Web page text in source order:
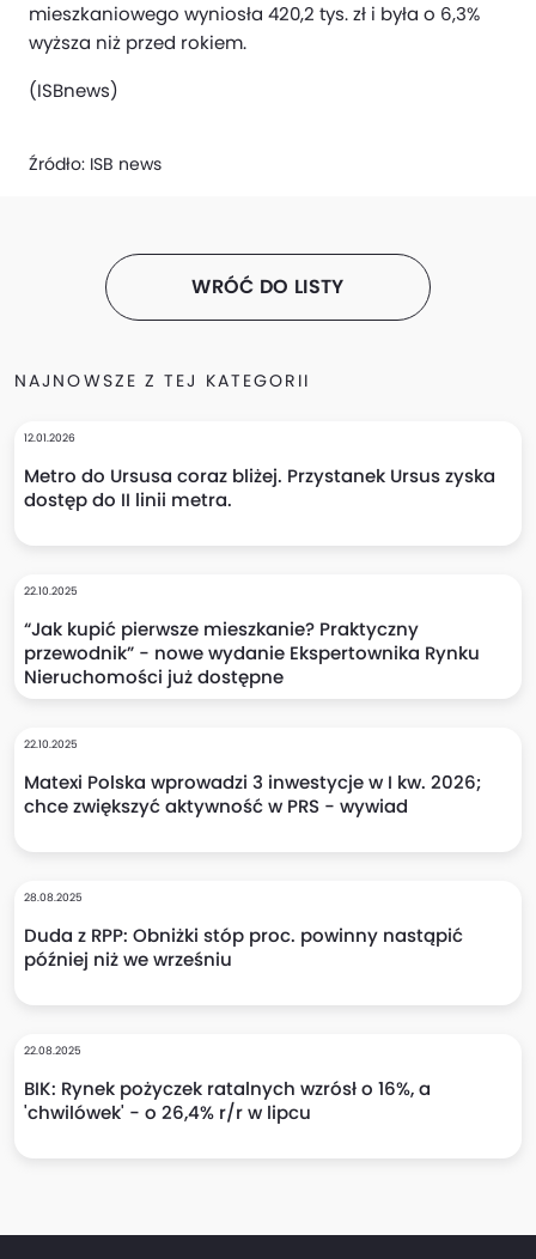
mieszkaniowego wyniosła 420,2 tys. zł i była o 6,3%
wyższa niż przed rokiem.
(ISBnews)
Źródło: ISB news
WRÓĆ DO LISTY
NAJNOWSZE Z TEJ KATEGORII
12.01.2026
Metro do Ursusa coraz bliżej. Przystanek Ursus zyska
dostęp do II linii metra.
22.10.2025
“Jak kupić pierwsze mieszkanie? Praktyczny
przewodnik” - nowe wydanie Ekspertownika Rynku
Nieruchomości już dostępne
22.10.2025
Matexi Polska wprowadzi 3 inwestycje w I kw. 2026;
chce zwiększyć aktywność w PRS - wywiad
28.08.2025
Duda z RPP: Obniżki stóp proc. powinny nastąpić
później niż we wrześniu
22.08.2025
BIK: Rynek pożyczek ratalnych wzrósł o 16%, a
'chwilówek' - o 26,4% r/r w lipcu